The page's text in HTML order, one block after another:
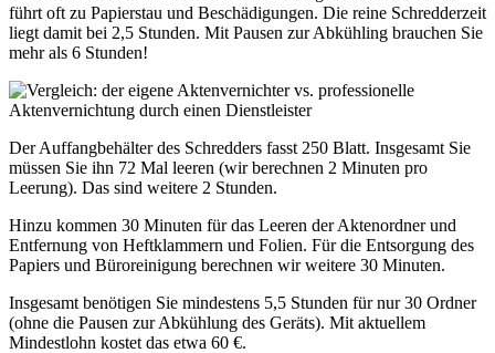
führt oft zu Papierstau und Beschädigungen. Die reine Schredderzeit
liegt damit bei 2,5 Stunden. Mit Pausen zur Abkühling brauchen Sie
mehr als 6 Stunden!
Der Auffangbehälter des Schredders fasst 250 Blatt. Insgesamt Sie
müssen Sie ihn 72 Mal leeren (wir berechnen 2 Minuten pro
Leerung). Das sind weitere 2 Stunden.
Hinzu kommen 30 Minuten für das Leeren der Aktenordner und
Entfernung von Heftklammern und Folien. Für die Entsorgung des
Papiers und Büroreinigung berechnen wir weitere 30 Minuten.
Insgesamt benötigen Sie mindestens 5,5 Stunden für nur 30 Ordner
(ohne die Pausen zur Abkühlung des Geräts). Mit aktuellem
Mindestlohn kostet das etwa 60 €.